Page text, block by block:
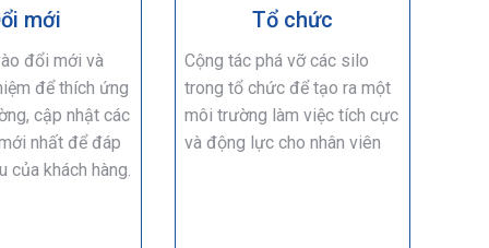
mới
đổi mới và
để thích ứng
cập nhật các
nhất để đáp
của khách hàng.
Tổ chức
Cộng tác phá vỡ các silo
trong tổ chức để tạo ra một
môi trường làm việc tích cực
và động lực cho nhân viên